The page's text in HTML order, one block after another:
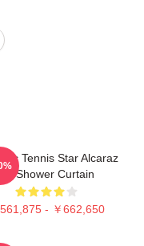
Tennis Star Alcaraz
Art Shower Curtain
561,875 - ￥662,650